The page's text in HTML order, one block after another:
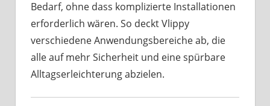
Bedarf, ohne dass komplizierte Installationen
erforderlich wären. So deckt Vlippy
verschiedene Anwendungsbereiche ab, die
alle auf mehr Sicherheit und eine spürbare
Alltagserleichterung abzielen.